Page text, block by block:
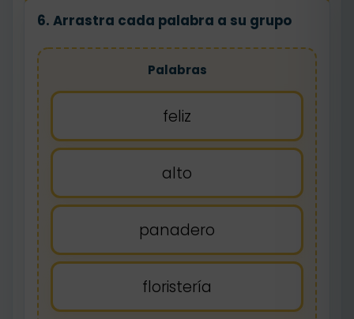
6. Arrastra cada palabra a su grupo
Palabras
feliz
alto
panadero
floristería